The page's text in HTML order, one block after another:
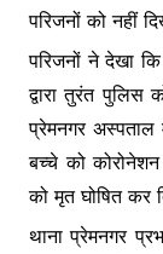
परिजनों को नहीं
परिजनों ने देखा
द्वारा तुरंत
प्रेमनगर
बच्चे को
को मृत घोषित कर
थाना प्रेमनगर